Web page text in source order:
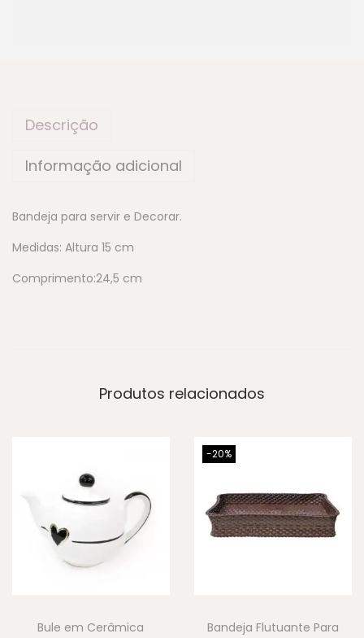
Descrição
Informação adicional
Bandeja para servir e Decorar.
Medidas: Altura 15 cm
Comprimento:24,5 cm
Produtos relacionados
Bule em Cerâmica
-20%
Bandeja Flutuante Para